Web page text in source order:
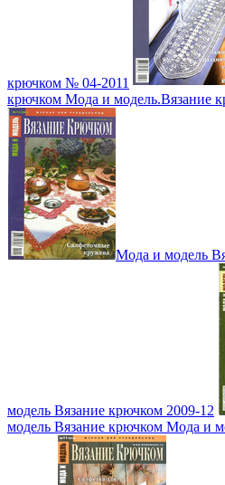
крючком № 04-2011
крючком Мода и модель.Вязание
Мода и модель
модель Вязание крючком 2009-12
модель Вязание крючком Мода и